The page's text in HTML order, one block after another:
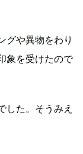
グや異物をわり
象を受けたので
した。そうみえ